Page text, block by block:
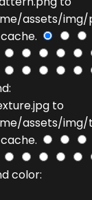
assets/
to
assets/img/
color: